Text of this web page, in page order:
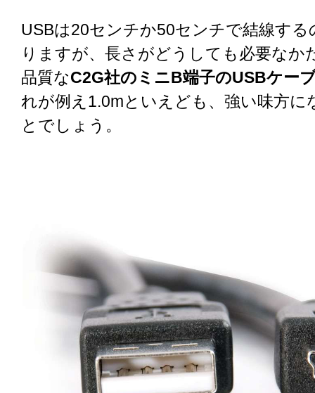
USBは20センチか50センチで結線する
りますが、長さがどうしても必要なか
品質なC2G社のミニB端子のUSBケー
れが例え1.0mといえども、強い味方に
とでしょう。